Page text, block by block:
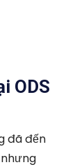
ODS
đã đến